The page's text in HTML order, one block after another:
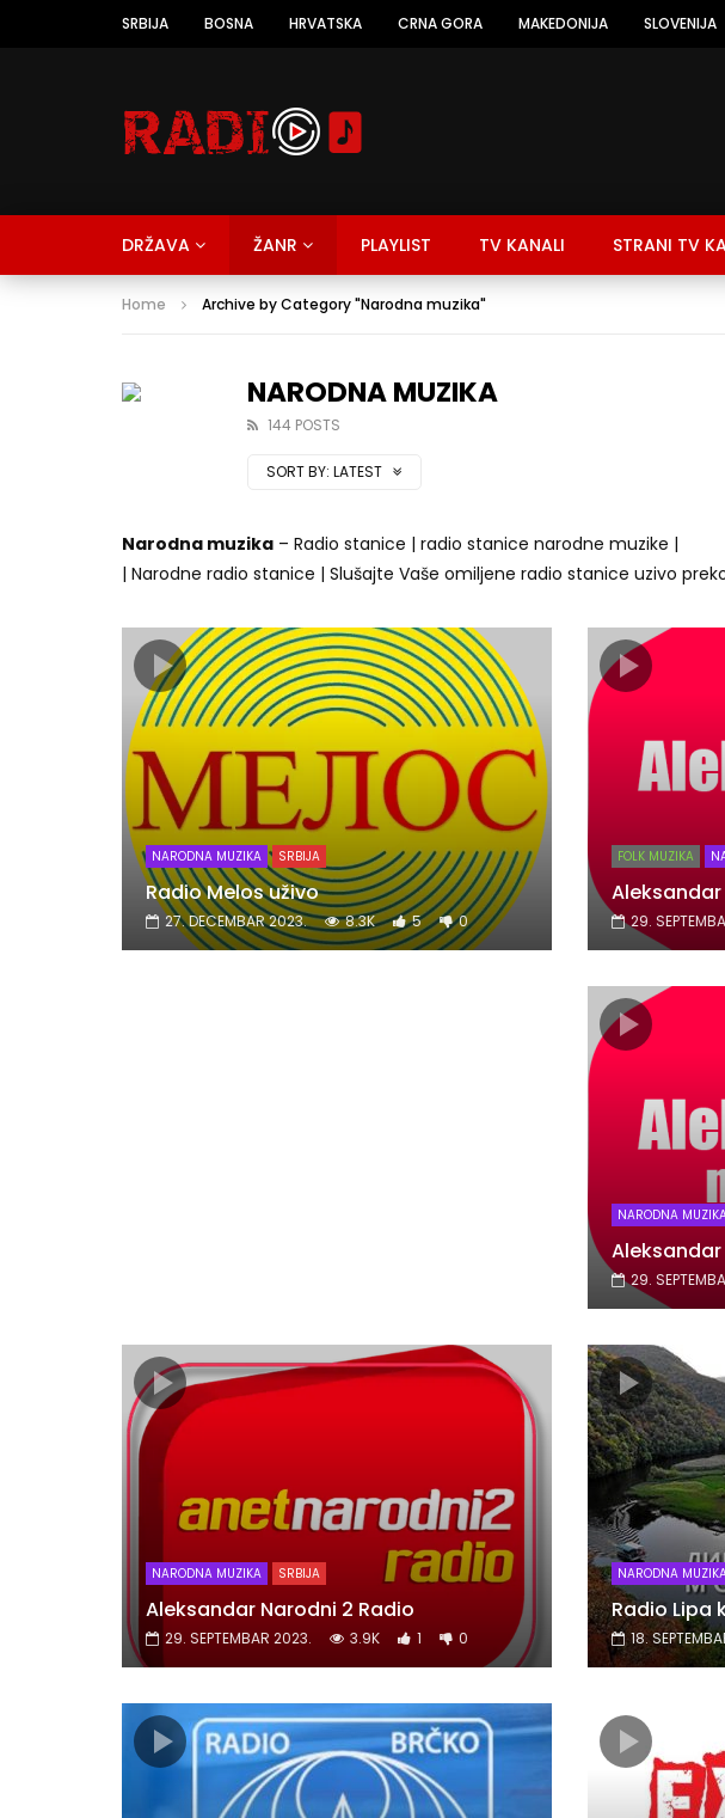
SRBIJA BOSNA HRVATSKA CRNA GORA MAKEDONIJA SLOVENIJA
DRŽAVA ŽANR PLAYLIST TV KANALI STRANI TV
Home Archive by Category "Narodna muzika"
NARODNA MUZIKA
144 POSTS
SORT BY: LATEST
Narodna muzika – Radio stanice | radio stanice narodne muzike |
| Narodne radio stanice | Slušajte Vaše omiljene radio stanice uzivo
NARODNA MUZIKA SRBIJA
Radio Melos uživo
27. DECEMBAR 2023. 8.3K 5 0
FOLK MUZIKA
Aleksandar
29.
NARODNA
29.
NARODNA MUZIKA SRBIJA
Aleksandar Narodni 2 Radio
29. SEPTEMBAR 2023. 3.9K 1 0
NARODNA
Radio Lipa
18.